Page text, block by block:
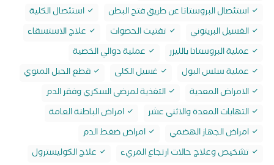
استئصال البروستاتا عن طريق فتح البطن
استئصال الكلية
الغسيل البريتوني
تفتيت الحصوات
علاج الاستسقاء
عملية البروستاتا بالليزر
عملية دوالي الخصية
عملية سلس البول
غسيل الكلى
قطع الحبل المنوي
الامراض المعدية
التغذية لمرضى السكري وفقر الدم
التهابات المعدة والاثنى عشر
امراض الباطنة العامة
امراض الجهاز الهضمي
امراض ضغط الدم
تشخيص وعلاج حالات ارتجاع المريء
علاج الكوليسترول